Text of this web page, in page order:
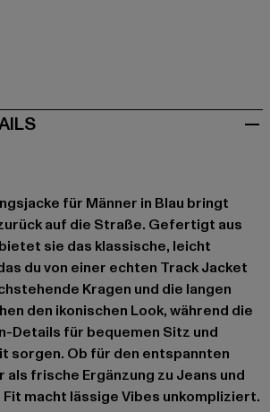
für Männer in Blau bringt
auf die Straße. Gefertigt aus
sie das klassische, leicht
du von einer echten Track Jacket
Kragen und die langen
den ikonischen Look, während die
Details für bequemen Sitz und
sorgen. Ob für den entspannten
frische Ergänzung zu Jeans und
macht lässige Vibes unkompliziert.